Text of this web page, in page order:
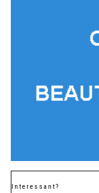
Interessant?